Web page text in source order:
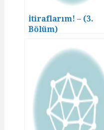
İtiraflarım! – (3.
Bölüm)